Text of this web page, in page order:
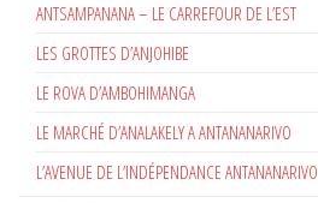
ANTSAMPANANA – LE CARREFOUR DE L’EST
LES GROTTES D’ANJOHIBE
LE ROVA D’AMBOHIMANGA
LE MARCHÉ D’ANALAKELY A ANTANANARIVO
L’AVENUE DE L’INDÉPENDANCE ANTANANARIVO